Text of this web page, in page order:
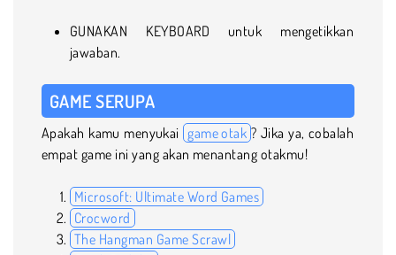
GUNAKAN KEYBOARD untuk mengetikkan
jawaban.
GAME SERUPA
Apakah kamu menyukai game otak ? Jika ya, cobalah
empat game ini yang akan menantang otakmu!
Microsoft: Ultimate Word Games
Crocword
The Hangman Game Scrawl